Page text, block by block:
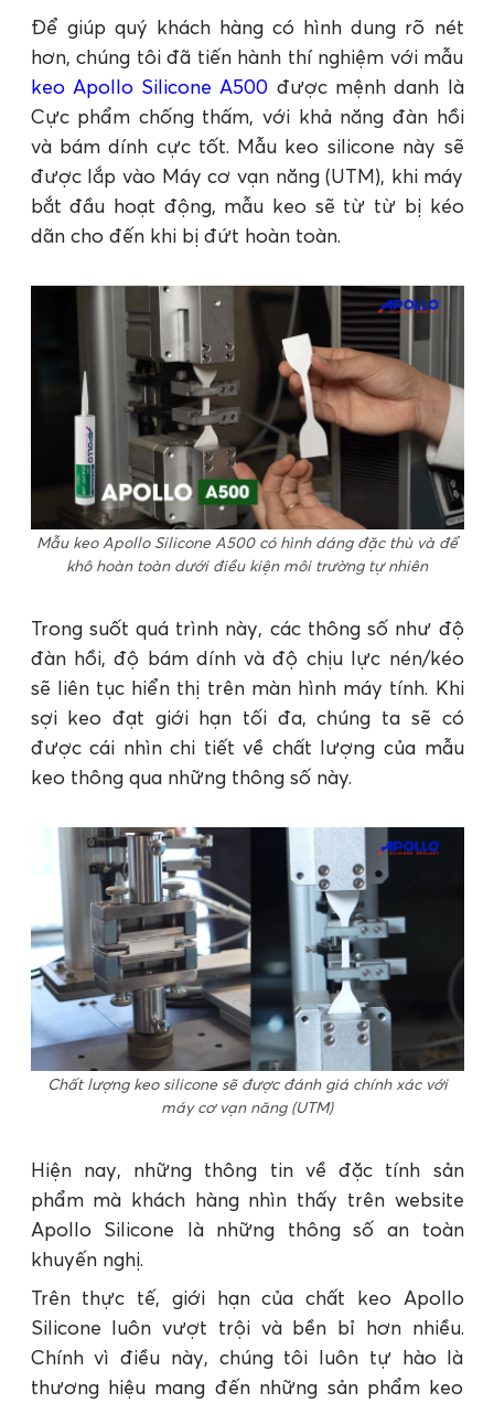
Để giúp quý khách hàng có hình dung rõ nét
hơn, chúng tôi đã tiến hành thí nghiệm với mẫu
keo Apollo Silicone A500 được mệnh danh là
Cực phẩm chống thấm, với khả năng đàn hồi
và bám dính cực tốt. Mẫu keo silicone này sẽ
được lắp vào Máy cơ vạn năng (UTM), khi máy
bắt đầu hoạt động, mẫu keo sẽ từ từ bị kéo
dãn cho đến khi bị đứt hoàn toàn.
Mẫu keo Apollo Silicone A500 có hình dáng đặc thù và để
khô hoàn toàn dưới điều kiện môi trường tự nhiên
Trong suốt quá trình này, các thông số như độ
đàn hồi, độ bám dính và độ chịu lực nén/kéo
sẽ liên tục hiển thị trên màn hình máy tính. Khi
sợi keo đạt giới hạn tối đa, chúng ta sẽ có
được cái nhìn chi tiết về chất lượng của mẫu
keo thông qua những thông số này.
Chất lượng keo silicone sẽ được đánh giá chính xác với
máy cơ vạn năng (UTM)
Hiện nay, những thông tin về đặc tính sản
phẩm mà khách hàng nhìn thấy trên website
Apollo Silicone là những thông số an toàn
khuyến nghị.
Trên thực tế, giới hạn của chất keo Apollo
Silicone luôn vượt trội và bền bỉ hơn nhiều.
Chính vì điều này, chúng tôi luôn tự hào là
thương hiệu mang đến những sản phẩm keo